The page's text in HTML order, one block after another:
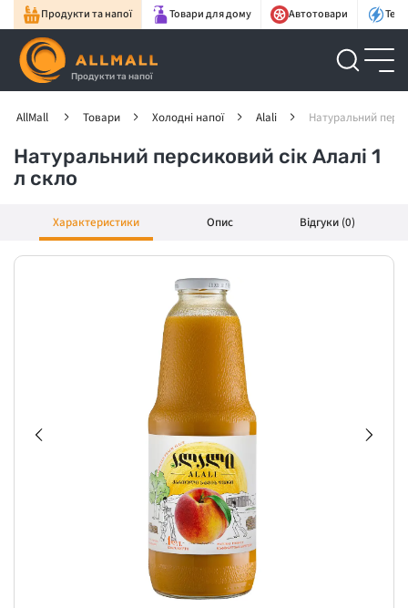
Продукти та напої Товари для дому Автотовари
Продукти та напої
AllMall Товари Холодні напої Alali Натуральний
Натуральний персиковий сік Алалі 1
л скло
Характеристики Опис Відгуки (0)